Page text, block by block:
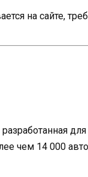
на сайте,
чем 14 000